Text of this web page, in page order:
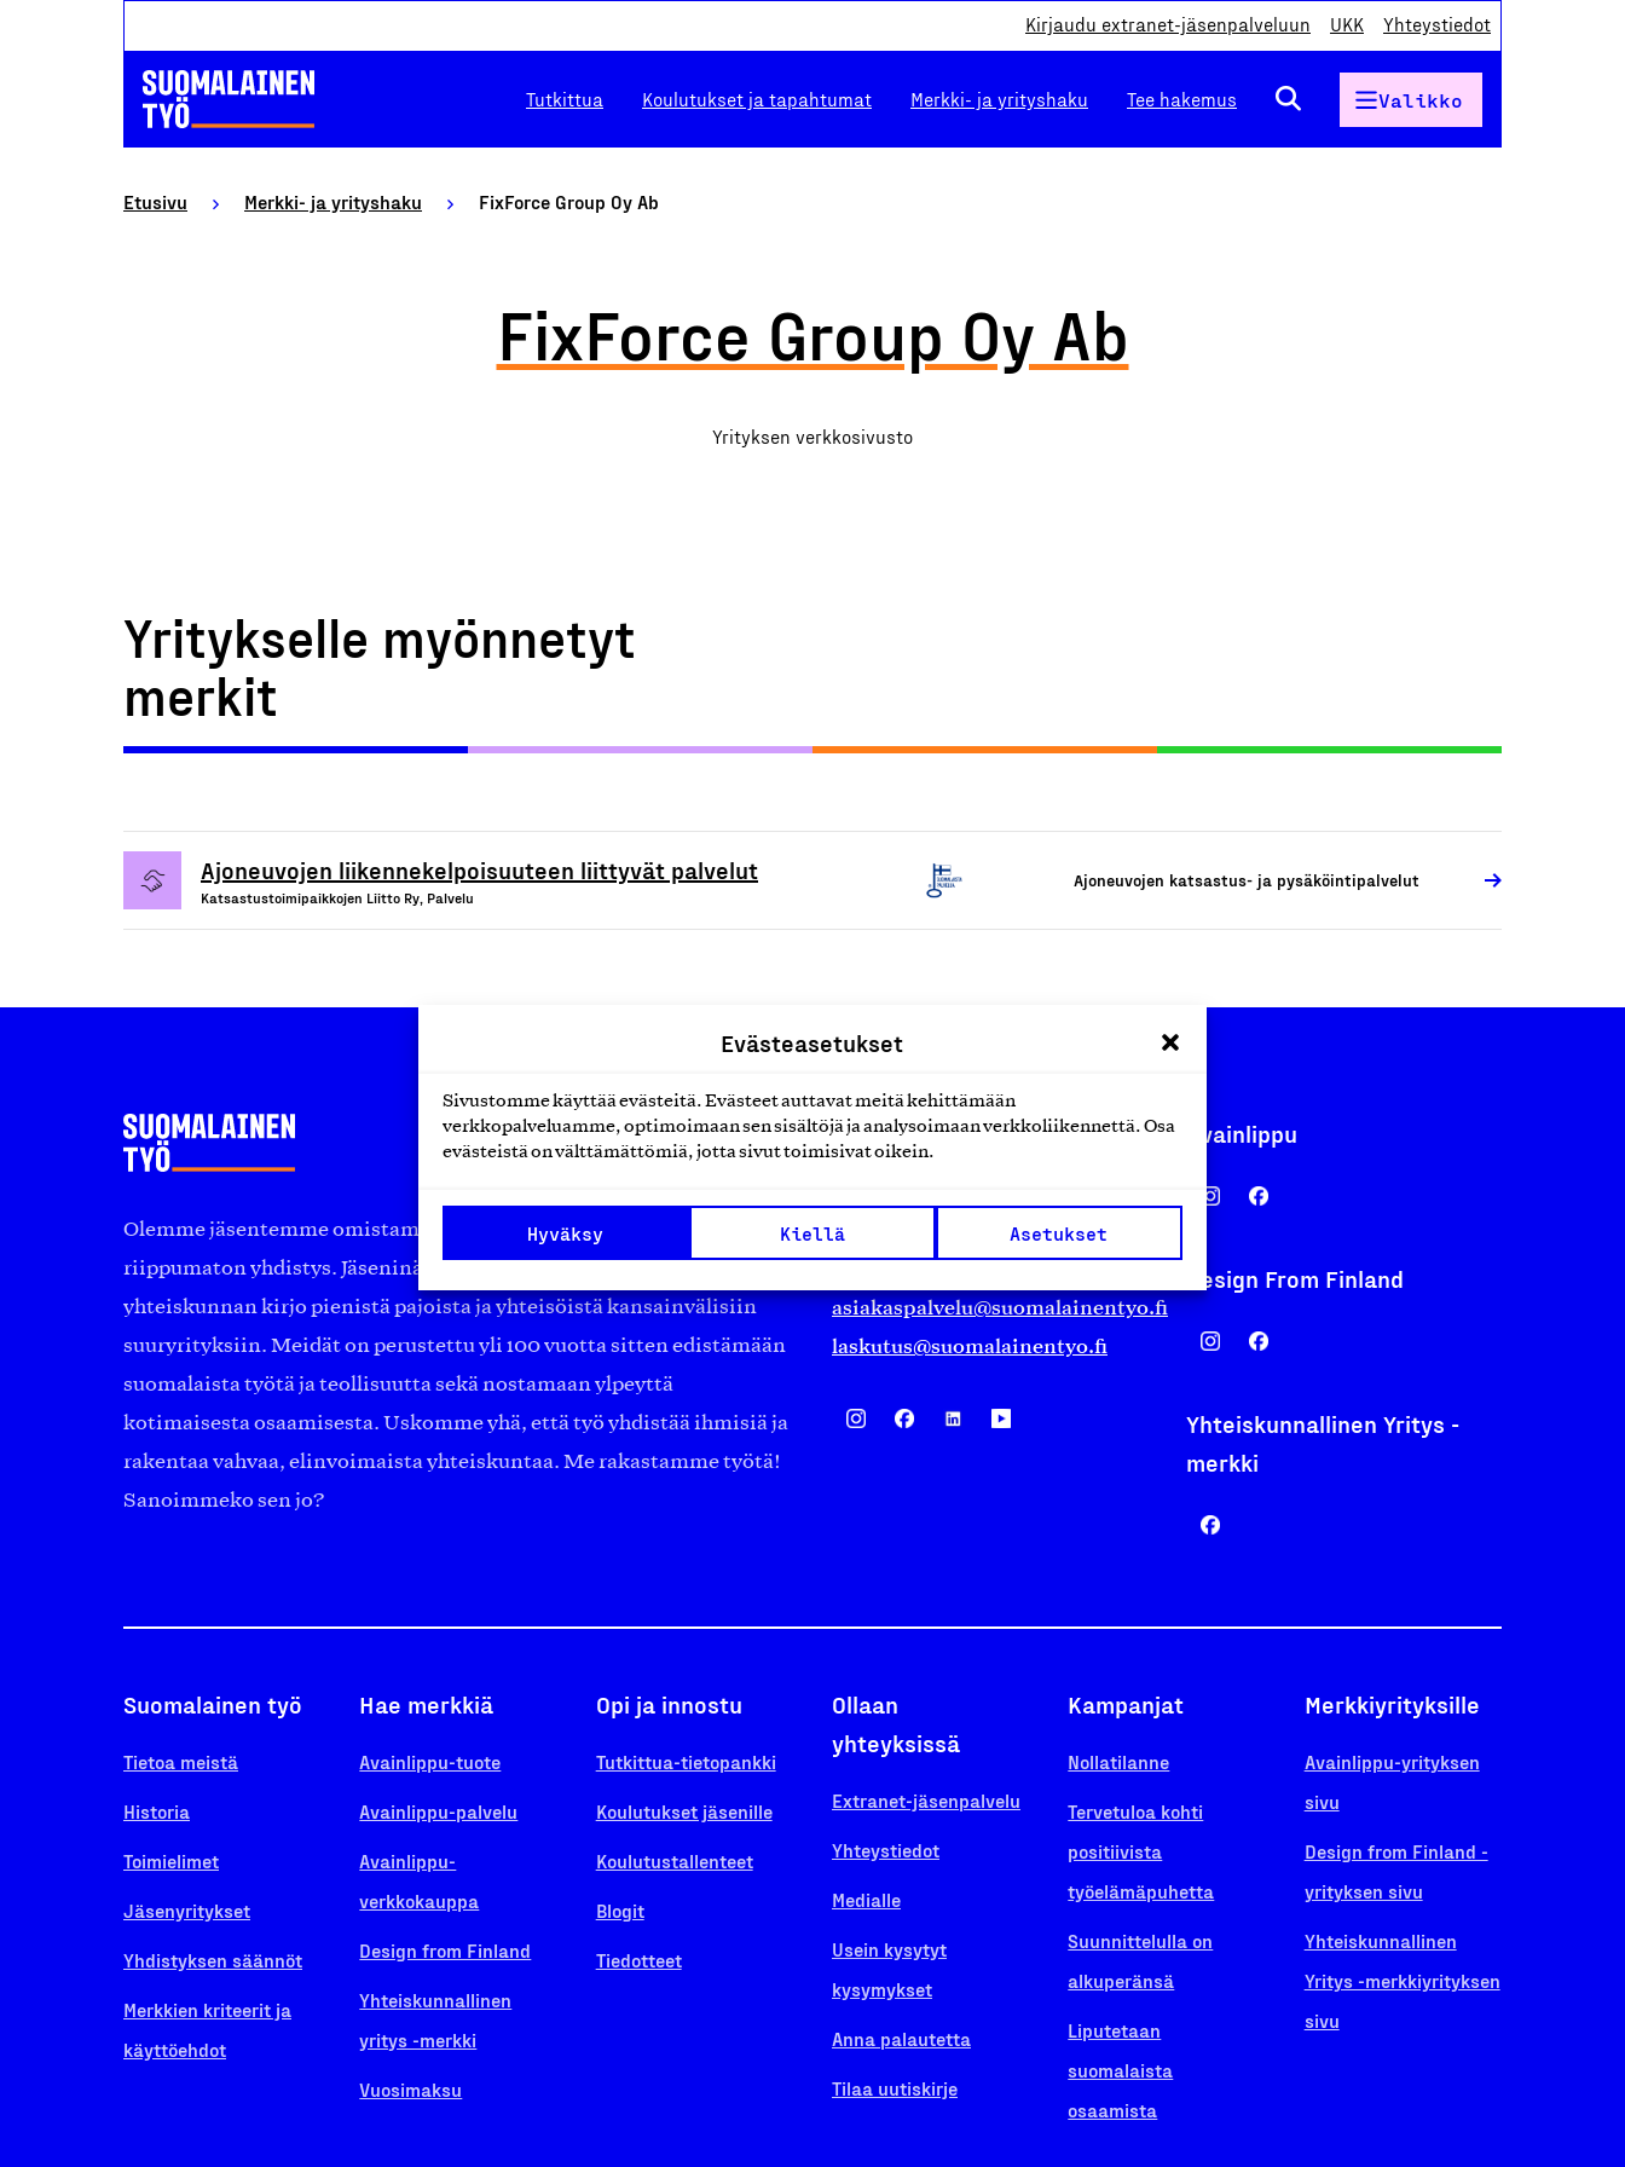
Evästeasetukset
Sivustomme käyttää evästeitä. Evästeet auttavat meitä kehittämään
verkkopalveluamme, optimoimaan sen sisältöjä ja analysoimaan verkkoliikennettä. Osa
evästeistä on välttämättömiä, jotta sivut toimisivat oikein.
Hyväksy Kiellä Asetukset
Kirjaudu extranet-jäsenpalveluun UKK Yhteystiedot
Tutkittua Koulutukset ja tapahtumat Merkki- ja yrityshaku Tee hakemus Valikko
Etusivu Merkki- ja yrityshaku FixForce Group Oy Ab
FixForce Group Oy Ab
Yrityksen verkkosivusto
Yritykselle myönnetyt
merkit
Ajoneuvojen liikennekelpoisuuteen liittyvät palvelut
Katsastustoimipaikkojen Liitto Ry, Palvelu
Ajoneuvojen katsastus- ja pysäköintipalvelut
Olemme jäsentemme omistama puolueeton, työmarkkinajärjestöistä
riippumaton yhdistys. Jäseninämme on koko suomalaisen
yhteiskunnan kirjo pienistä pajoista ja yhteisöistä kansainvälisiin
suuryrityksiin. Meidät on perustettu yli 100 vuotta sitten edistämään
suomalaista työtä ja teollisuutta sekä nostamaan ylpeyttä
kotimaisesta osaamisesta. Uskomme yhä, että työ yhdistää ihmisiä ja
rakentaa vahvaa, elinvoimaista yhteiskuntaa. Me rakastamme työtä!
Sanoimmeko sen jo?
Suomalainen työ ry
00130 Helsinki
asiakaspalvelu@suomalainentyo.fi
laskutus@suomalainentyo.fi
Avainlippu
Design From Finland
Yhteiskunnallinen Yritys -
merkki
Suomalainen työ
Tietoa meistä
Historia
Toimielimet
Jäsenyritykset
Yhdistyksen säännöt
Merkkien kriteerit ja
käyttöehdot
Hae merkkiä
Avainlippu-tuote
Avainlippu-palvelu
Avainlippu-
verkkokauppa
Design from Finland
Yhteiskunnallinen
yritys -merkki
Vuosimaksu
Opi ja innostu
Tutkittua-tietopankki
Koulutukset jäsenille
Koulutustallenteet
Blogit
Tiedotteet
Ollaan
yhteyksissä
Extranet-jäsenpalvelu
Yhteystiedot
Medialle
Usein kysytyt
kysymykset
Anna palautetta
Tilaa uutiskirje
Kampanjat
Nollatilanne
Tervetuloa kohti
positiivista
työelämäpuhetta
Suunnittelulla on
alkuperänsä
Liputetaan
suomalaista
osaamista
Merkkiyrityksille
Avainlippu-yrityksen
sivu
Design from Finland -
yrityksen sivu
Yhteiskunnallinen
Yritys -merkkiyrityksen
sivu